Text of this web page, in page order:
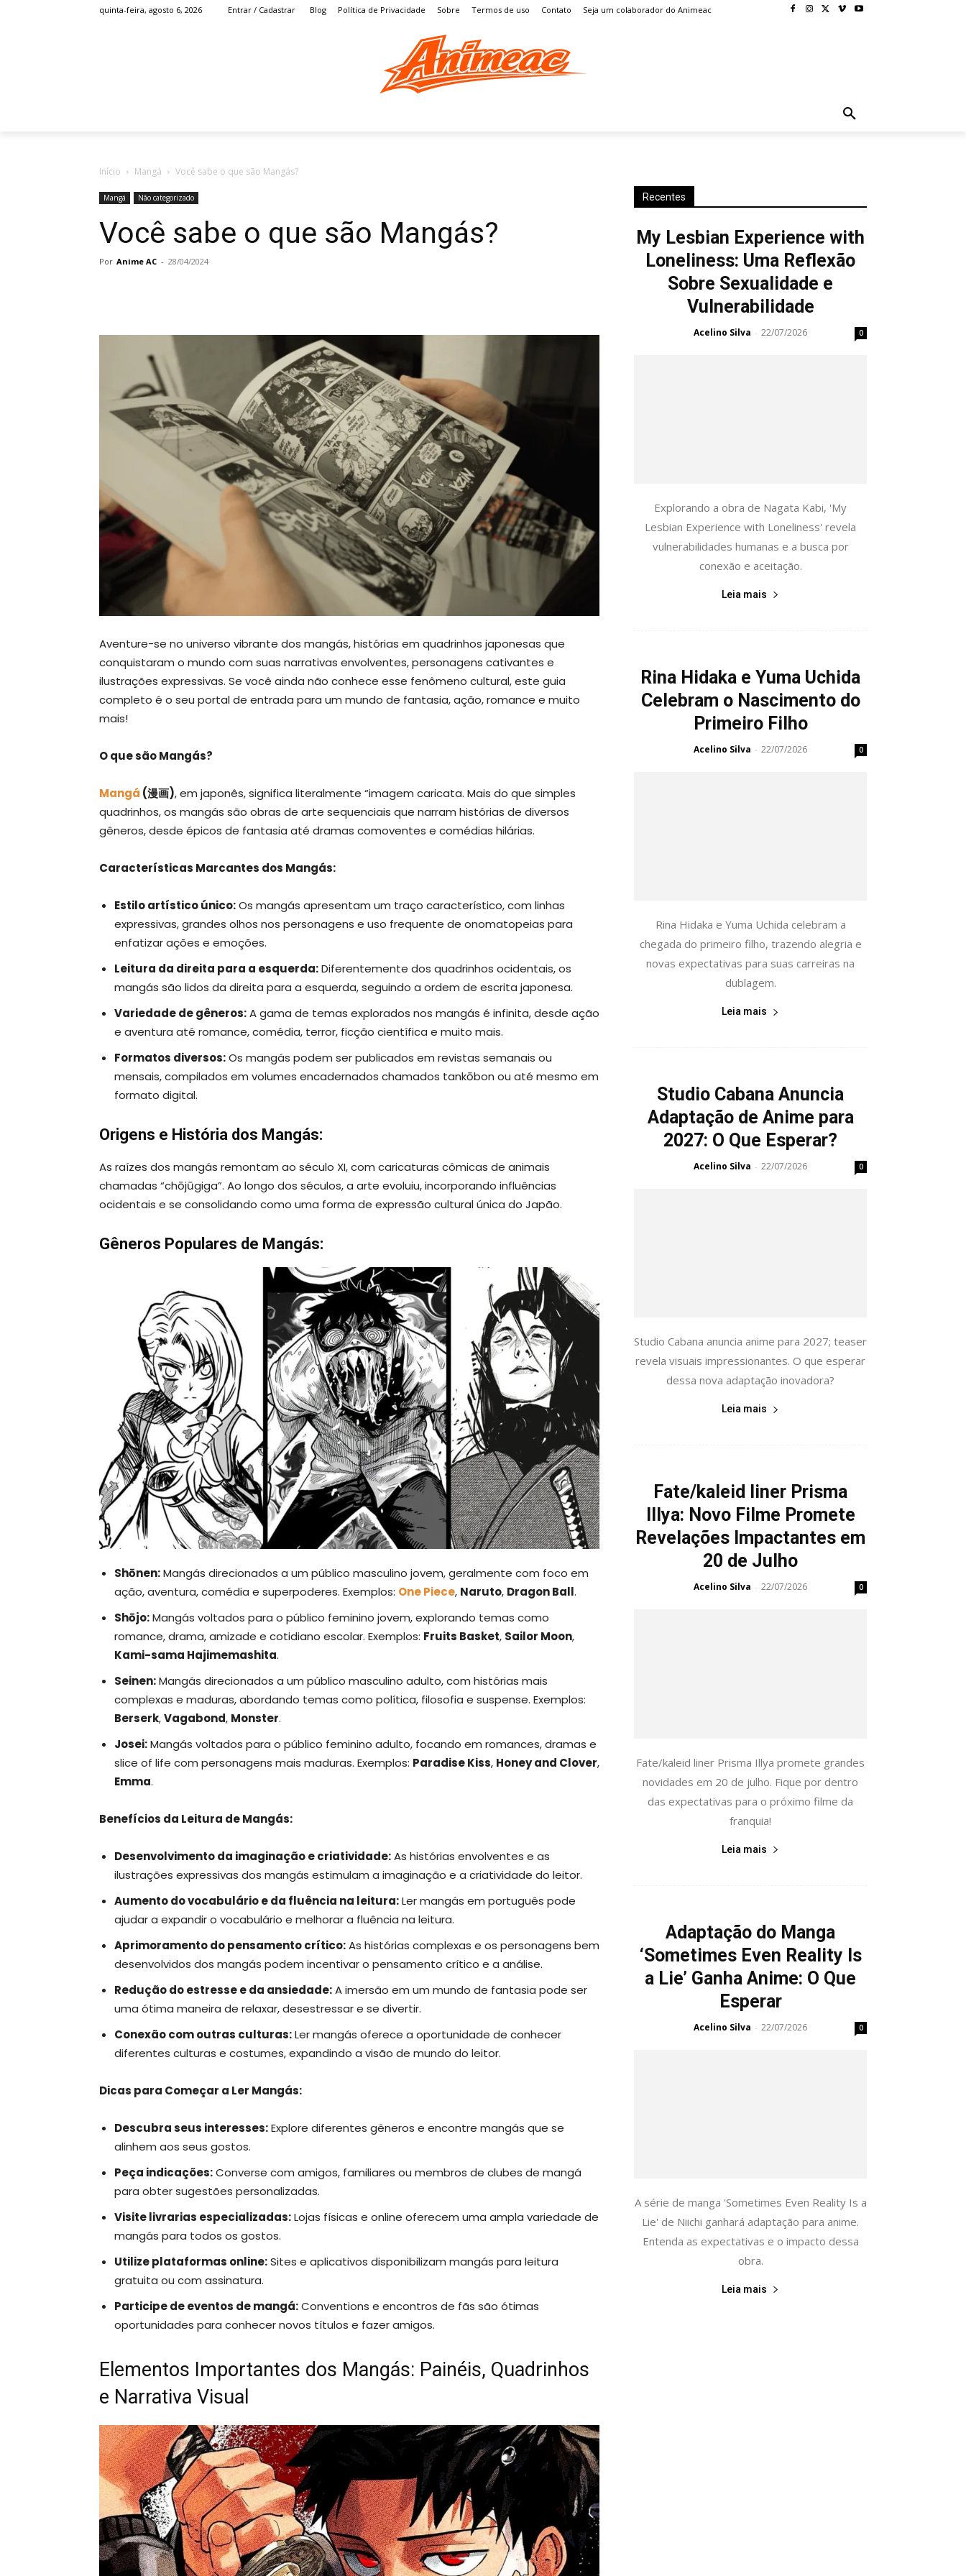
quinta-feira, agosto 6, 2026 Entrar / Cadastrar Blog Política de Privacidade Sobre Termos de uso Contato Seja um colaborador do Animeac
Início Mangá Você sabe o que são Mangás?
Mangá Não categorizado
Você sabe o que são Mangás?
Por Anime AC - 28/04/2024
Aventure-se no universo vibrante dos mangás, histórias em quadrinhos japonesas que
conquistaram o mundo com suas narrativas envolventes, personagens cativantes e
ilustrações expressivas. Se você ainda não conhece esse fenômeno cultural, este guia
completo é o seu portal de entrada para um mundo de fantasia, ação, romance e muito
mais!
O que são Mangás?
Mangá (漫画), em japonês, significa literalmente “imagem caricata. Mais do que simples
quadrinhos, os mangás são obras de arte sequenciais que narram histórias de diversos
gêneros, desde épicos de fantasia até dramas comoventes e comédias hilárias.
Características Marcantes dos Mangás:
Estilo artístico único:Os mangás apresentam um traço característico, com linhas
expressivas, grandes olhos nos personagens e uso frequente de onomatopeias para
enfatizar ações e emoções.
Leitura da direita para a esquerda:Diferentemente dos quadrinhos ocidentais, os
mangás são lidos da direita para a esquerda, seguindo a ordem de escrita japonesa.
Variedade de gêneros:A gama de temas explorados nos mangás é infinita, desde ação
e aventura até romance, comédia, terror, ficção científica e muito mais.
Formatos diversos:Os mangás podem ser publicados em revistas semanais ou
mensais, compilados em volumes encadernados chamados tankōbon ou até mesmo em
formato digital.
Origens e História dos Mangás:
As raízes dos mangás remontam ao século XI, com caricaturas cômicas de animais
chamadas “chōjūgiga”. Ao longo dos séculos, a arte evoluiu, incorporando influências
ocidentais e se consolidando como uma forma de expressão cultural única do Japão.
Gêneros Populares de Mangás:
Shōnen:Mangás direcionados a um público masculino jovem, geralmente com foco em
ação, aventura, comédia e superpoderes. Exemplos: One Piece, Naruto, Dragon Ball.
Shōjo:Mangás voltados para o público feminino jovem, explorando temas como
romance, drama, amizade e cotidiano escolar. Exemplos: Fruits Basket, Sailor Moon,
Kami-sama Hajimemashita.
Seinen:Mangás direcionados a um público masculino adulto, com histórias mais
complexas e maduras, abordando temas como política, filosofia e suspense. Exemplos:
Berserk,Vagabond, Monster.
Josei:Mangás voltados para o público feminino adulto, focando em romances, dramas e
slice of life com personagens mais maduras. Exemplos: Paradise Kiss, Honey and Clover,
Emma.
Benefícios da Leitura de Mangás:
Desenvolvimento da imaginação e criatividade:As histórias envolventes e as
ilustrações expressivas dos mangás estimulam a imaginação e a criatividade do leitor.
Aumento do vocabulário e da fluência na leitura:Ler mangás em português pode
ajudar a expandir o vocabulário e melhorar a fluência na leitura.
Aprimoramento do pensamento crítico:As histórias complexas e os personagens bem
desenvolvidos dos mangás podem incentivar o pensamento crítico e a análise.
Redução do estresse e da ansiedade:A imersão em um mundo de fantasia pode ser
uma ótima maneira de relaxar, desestressar e se divertir.
Conexão com outras culturas:Ler mangás oferece a oportunidade de conhecer
diferentes culturas e costumes, expandindo a visão de mundo do leitor.
Dicas para Começar a Ler Mangás:
Descubra seus interesses:Explore diferentes gêneros e encontre mangás que se
alinhem aos seus gostos.
Peça indicações:Converse com amigos, familiares ou membros de clubes de mangá
para obter sugestões personalizadas.
Visite livrarias especializadas:Lojas físicas e online oferecem uma ampla variedade de
mangás para todos os gostos.
Utilize plataformas online:Sites e aplicativos disponibilizam mangás para leitura
gratuita ou com assinatura.
Participe de eventos de mangá:Conventions e encontros de fãs são ótimas
oportunidades para conhecer novos títulos e fazer amigos.
Elementos Importantes dos Mangás: Painéis, Quadrinhos
e Narrativa Visual
Recentes
My Lesbian Experience with
Loneliness: Uma Reflexão
Sobre Sexualidade e
Vulnerabilidade
Acelino Silva - 22/07/2026 0
Explorando a obra de Nagata Kabi, 'My
Lesbian Experience with Loneliness' revela
vulnerabilidades humanas e a busca por
conexão e aceitação.
Leia mais
Rina Hidaka e Yuma Uchida
Celebram o Nascimento do
Primeiro Filho
Acelino Silva - 22/07/2026 0
Rina Hidaka e Yuma Uchida celebram a
chegada do primeiro filho, trazendo alegria e
novas expectativas para suas carreiras na
dublagem.
Leia mais
Studio Cabana Anuncia
Adaptação de Anime para
2027: O Que Esperar?
Acelino Silva - 22/07/2026 0
Studio Cabana anuncia anime para 2027; teaser
revela visuais impressionantes. O que esperar
dessa nova adaptação inovadora?
Leia mais
Fate/kaleid liner Prisma
Illya: Novo Filme Promete
Revelações Impactantes em
20 de Julho
Acelino Silva - 22/07/2026 0
Fate/kaleid liner Prisma Illya promete grandes
novidades em 20 de julho. Fique por dentro
das expectativas para o próximo filme da
franquia!
Leia mais
Adaptação do Manga
‘Sometimes Even Reality Is
a Lie’ Ganha Anime: O Que
Esperar
Acelino Silva - 22/07/2026 0
A série de manga 'Sometimes Even Reality Is a
Lie' de Niichi ganhará adaptação para anime.
Entenda as expectativas e o impacto dessa
obra.
Leia mais